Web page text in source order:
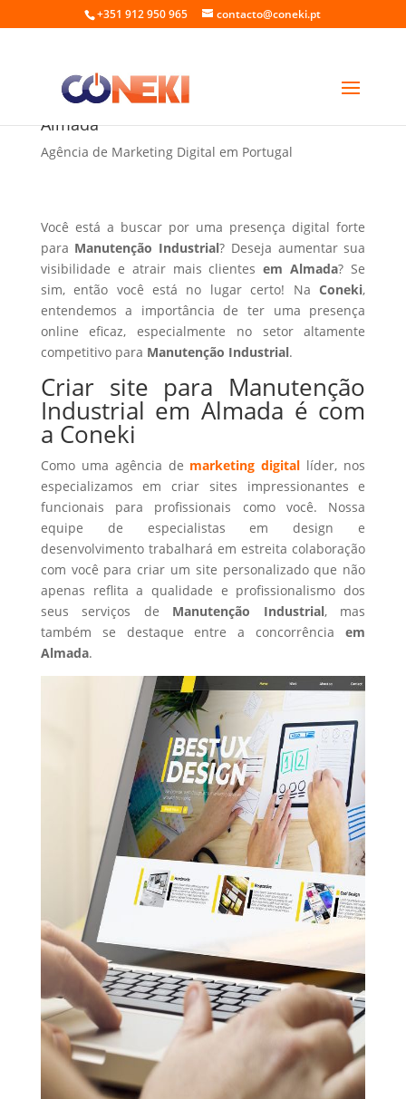
+351 912 950 965 contacto@coneki.pt
Criar site para Manutenção Industrial em
Almada
Agência de Marketing Digital em Portugal
Você está a buscar por uma presença digital forte
para Manutenção Industrial? Deseja aumentar sua
visibilidade e atrair mais clientesem Almada? Se
sim, então você está no lugar certo! NaConeki,
entendemos a importância de ter uma presença
online eficaz, especialmente no setor altamente
competitivo para Manutenção Industrial.
Criar site para Manutenção
Industrial em Almada é com
a Coneki
Como uma agência de marketing digital líder, nos
especializamos em criar sites impressionantes e
funcionais para profissionais como você. Nossa
equipe de especialistas em design e
desenvolvimento trabalhará em estreita colaboração
com você para criar um site personalizado que não
apenas reflita a qualidade e profissionalismo dos
seus serviços de Manutenção Industrial, mas
também se destaque entre a concorrênciaem
Almada.